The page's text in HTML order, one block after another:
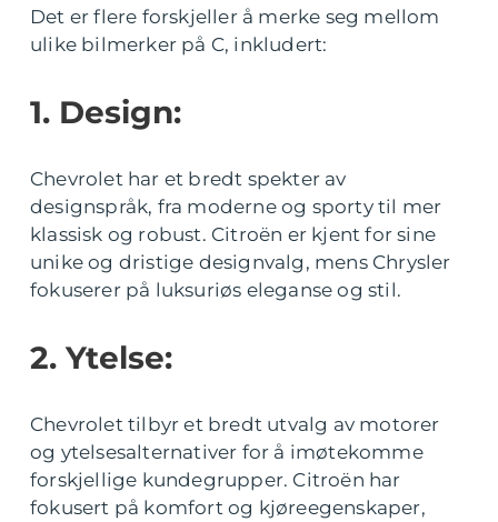
Det er flere forskjeller å merke seg mellom
ulike bilmerker på C, inkludert:
1. Design:
Chevrolet har et bredt spekter av
designspråk, fra moderne og sporty til mer
klassisk og robust. Citroën er kjent for sine
unike og dristige designvalg, mens Chrysler
fokuserer på luksuriøs eleganse og stil.
2. Ytelse:
Chevrolet tilbyr et bredt utvalg av motorer
og ytelsesalternativer for å imøtekomme
forskjellige kundegrupper. Citroën har
fokusert på komfort og kjøreegenskaper,